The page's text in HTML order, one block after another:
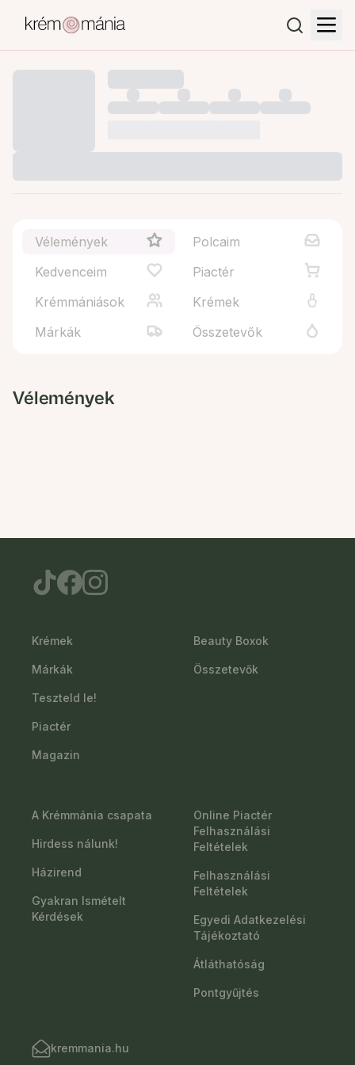
Vélemények
Polcaim
Kedvenceim
Piactér
Krémmániások
Krémek
Márkák
Összetevők
Vélemények
Krémek
Márkák
Teszteld le!
Piactér
Magazin
Beauty Boxok
Összetevők
A Krémmánia csapata
Hirdess nálunk!
Házirend
Gyakran Ismételt
Kérdések
Online Piactér
Felhasználási
Feltételek
Felhasználási
Feltételek
Egyedi Adatkezelési
Tájékoztató
Átláthatóság
Pontgyűjtés
kremmania.hu